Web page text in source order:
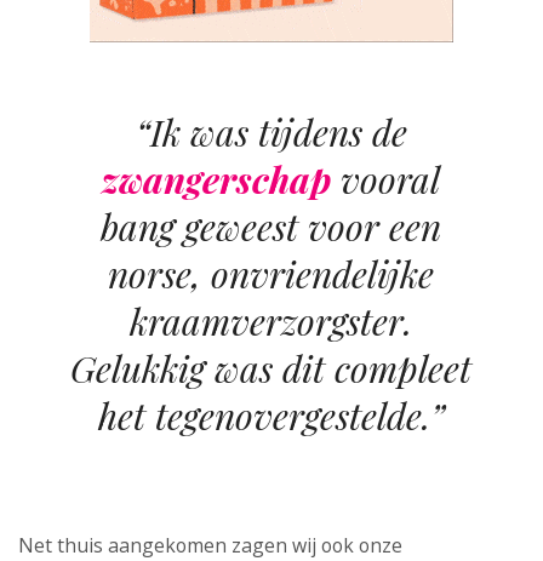
“Ik was tijdens de
zwangerschap vooral
bang geweest voor een
norse, onvriendelijke
kraamverzorgster.
Gelukkig was dit compleet
het tegenovergestelde.”
Net thuis aangekomen zagen wij ook onze